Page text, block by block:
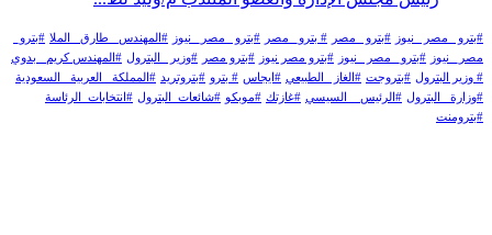
#بترو _مصر _نيوز #بترو _مصر # بترو_ مصر #بترو _مصر_ نيوز #المهندس _طارق _الملا #بترو_
مصر_ نيوز
#بترو_ مصر _نيوز #بترو مصر نيوز #بترو مصر #وزير _البترول #المهندس كريم_ بدوي
# وزير البترول #بتروجت #الغاز _الطبيعي #ايجاس # بترو #بتروتريد #المملكة _العربية _السعودية
#وزارة _البترول #الرئيس _ السيسي #غازتك #موبكو #شائعات_البترول #انتخابات_الرئاسة
#بترومنت